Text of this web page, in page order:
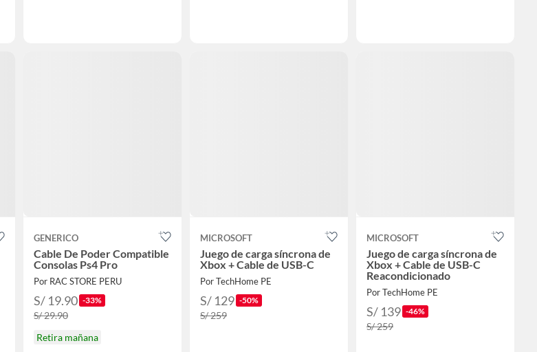
GENERICO
Cable De Poder Compatible
Consolas Ps4 Pro
Por RAC STORE PERU
S/ 19.90 -33%
S/ 29.90
Retira mañana
MICROSOFT
Juego de carga síncrona de
Xbox + Cable de USB-C
Por TechHome PE
S/ 129 -50%
S/ 259
MICROSOFT
Juego de carga síncrona de
Xbox + Cable de USB-C
Reacondicionado
Por TechHome PE
S/ 139 -46%
S/ 259